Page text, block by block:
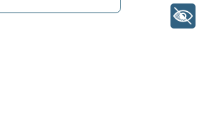
+ Acessibilidade